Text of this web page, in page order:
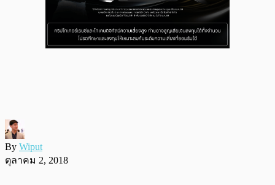
By Wiput
ตุลาคม 2, 2018